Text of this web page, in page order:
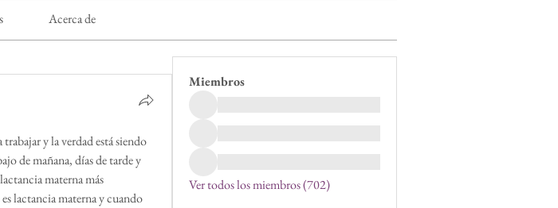
Acerca de
trabajar y la verdad está siendo
de mañana, días de tarde y
materna más
lactancia materna y cuando
Miembros
Ver todos los miembros (702)